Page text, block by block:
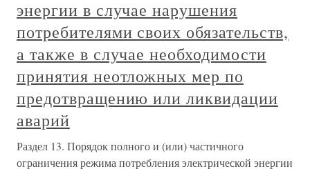
энергии в случае нарушения
потребителями своих обязательств,
а также в случае необходимости
принятия неотложных мер по
предотвращению или ликвидации
аварий
Раздел 13. Порядок полного и (или) частичного
ограничения режима потребления электрической энергии